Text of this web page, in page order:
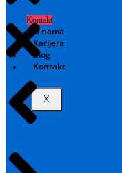
Kontakt
O nama
Karijera
Blog
Kontakt
X